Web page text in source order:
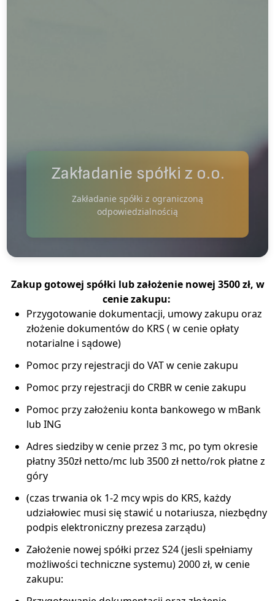
Zakładanie spółki z o.o.
Zakładanie spółki z ograniczoną
odpowiedzialnością
Zakup gotowej spółki lub założenie nowej 3500 zł, w
cenie zakupu:
Przygotowanie dokumentacji, umowy zakupu oraz
złożenie dokumentów do KRS ( w cenie opłaty
notarialne i sądowe)
Pomoc przy rejestracji do VAT w cenie zakupu
Pomoc przy rejestracji do CRBR w cenie zakupu
Pomoc przy założeniu konta bankowego w mBank
lub ING
Adres siedziby w cenie przez 3 mc, po tym okresie
płatny 350zł netto/mc lub 3500 zł netto/rok płatne z
góry
(czas trwania ok 1-2 mcy wpis do KRS, każdy
udziałowiec musi się stawić u notariusza, niezbędny
podpis elektroniczny prezesa zarządu)
Założenie nowej spółki przez S24 (jesli spełniamy
możliwości techniczne systemu) 2000 zł, w cenie
zakupu: